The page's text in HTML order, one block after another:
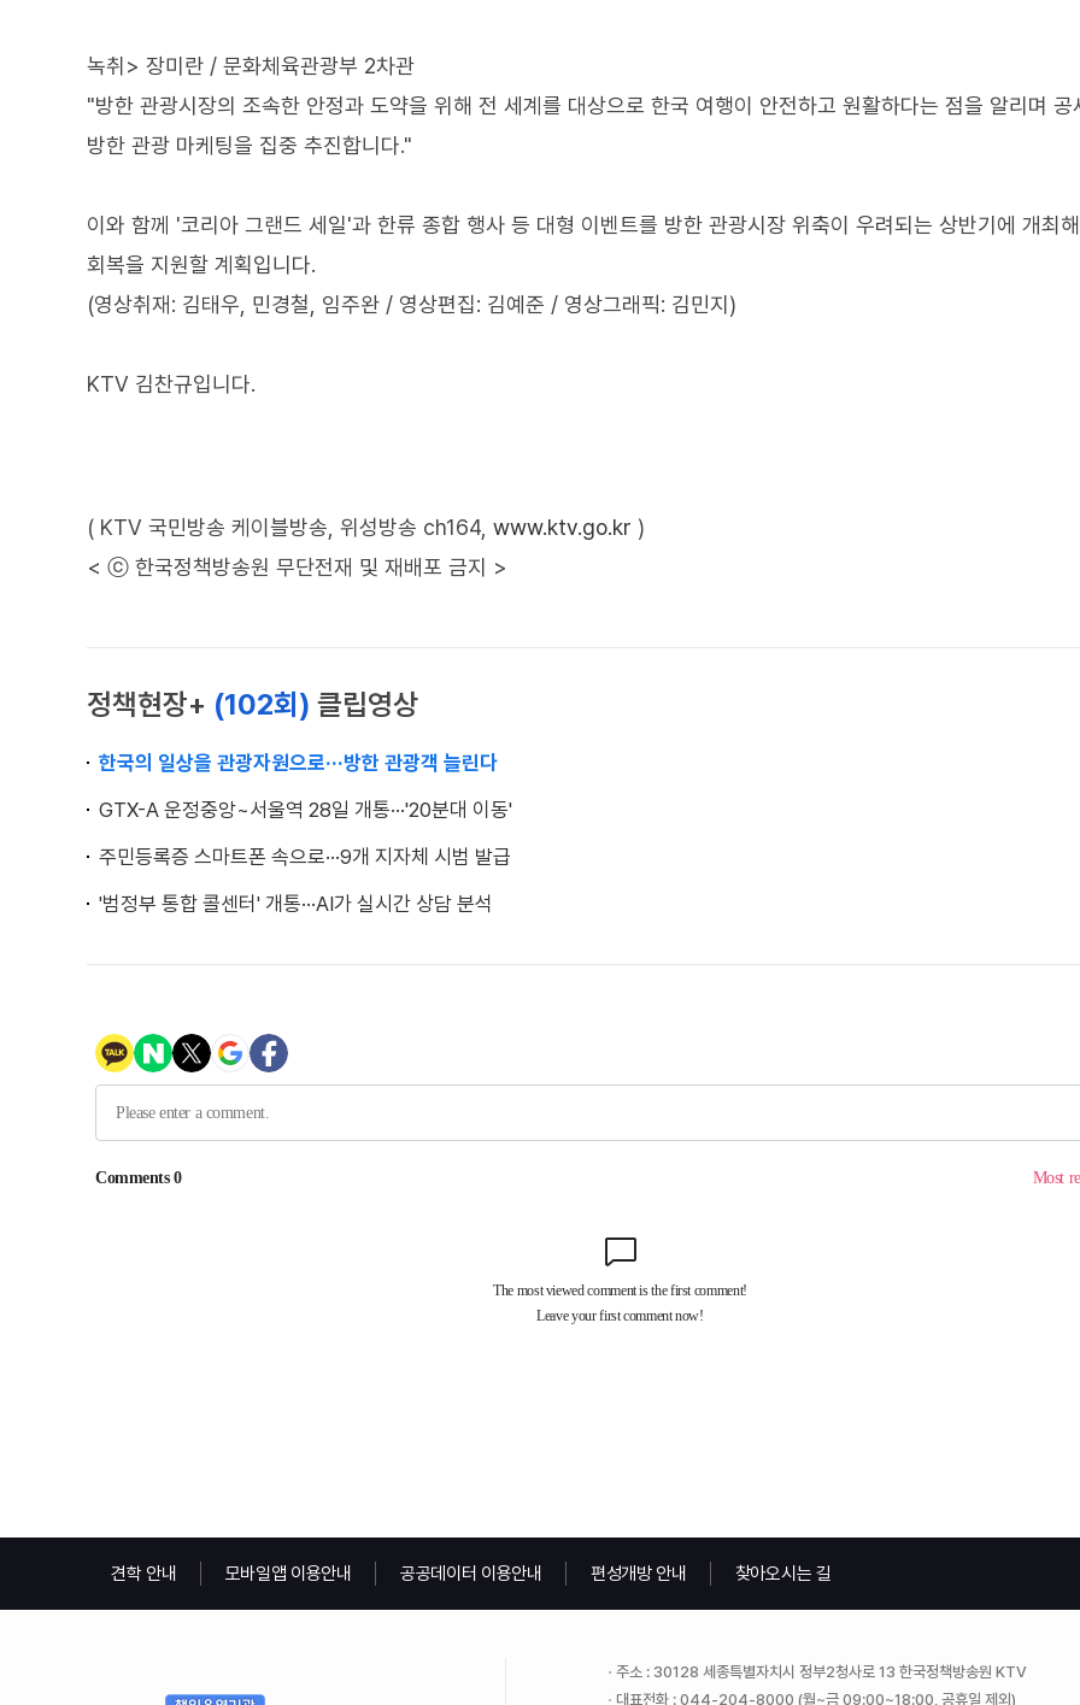
녹취> 장미란 / 문화체육관광부 2차관
"방한 관광시장의 조속한 안정과 도약을 위해 전 세계를 대상으로 한국 여행이 안전하고 원활하다는 점을 알리며 공
방한 관광 마케팅을 집중 추진합니다."
이와 함께 '코리아 그랜드 세일'과 한류 종합 행사 등 대형 이벤트를 방한 관광시장 위축이 우려되는 상반기에 개최
회복을 지원할 계획입니다.
(영상취재: 김태우, 민경철, 임주완 / 영상편집: 김예준 / 영상그래픽: 김민지)
KTV 김찬규입니다.
( KTV 국민방송 케이블방송, 위성방송 ch164, www.ktv.go.kr )
< ⓒ 한국정책방송원 무단전재 및 재배포 금지 >
정책현장+ (102회) 클립영상
한국의 일상을 관광자원으로···방한 관광객 늘린다
GTX-A 운정중앙~서울역 28일 개통···'20분대 이동'
주민등록증 스마트폰 속으로···9개 지자체 시범 발급
'범정부 통합 콜센터' 개통···AI가 실시간 상담 분석
견학 안내 모바일앱 이용안내 공공데이터 이용안내 편성개방 안내 찾아오시는 길
주소 : 30128 세종특별자치시 정부2청사로 13 한국정책방송원 KTV
대표전화 : 044-204-8000 (월~금 09:00~18:00, 공휴일 제외)